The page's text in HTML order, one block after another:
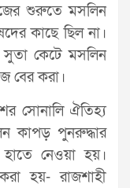
শুরুতে মসলিন
কাছে ছিল না।
কেটে মসলিন
বের করা।
সোনালি ঐতিহ্য
কাপড় পুনরুদ্ধার
হাতে নেওয়া হয়।
হয়- রাজশাহী